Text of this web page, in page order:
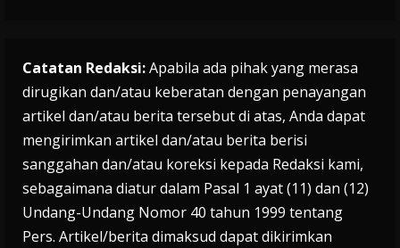
Catatan Redaksi:Apabila ada pihak yang merasa
dirugikan dan/atau keberatan dengan penayangan
artikel dan/atau berita tersebut di atas, Anda dapat
mengirimkan artikel dan/atau berita berisi
sanggahan dan/atau koreksi kepada Redaksi kami,
sebagaimana diatur dalam Pasal 1 ayat (11) dan (12)
Undang-Undang Nomor 40 tahun 1999 tentang
Pers. Artikel/berita dimaksud dapat dikirimkan